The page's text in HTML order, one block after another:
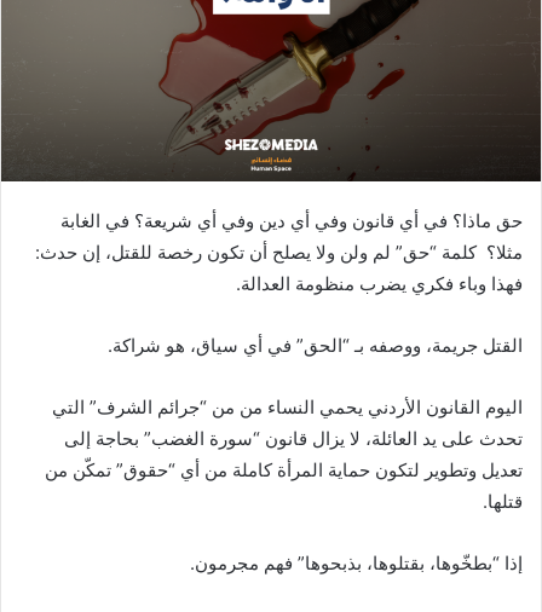
حق ماذا؟ في أي قانون وفي أي دين وفي أي شريعة؟ في الغابة
مثلا؟ كلمة “حق” لم ولن ولا يصلح أن تكون رخصة للقتل، إن حدث:
فهذا وباء فكري يضرب منظومة العدالة.
القتل جريمة، ووصفه بـ “الحق” في أي سياق، هو شراكة.
اليوم القانون الأردني يحمي النساء من من “جرائم الشرف” التي
تحدث على يد العائلة، لا يزال قانون “سورة الغضب” بحاجة إلى
تعديل وتطوير لتكون حماية المرأة كاملة من أي “حقوق” تمكّن من
قتلها.
إذا “بطخّوها، بقتلوها، بذبحوها” فهم مجرمون.